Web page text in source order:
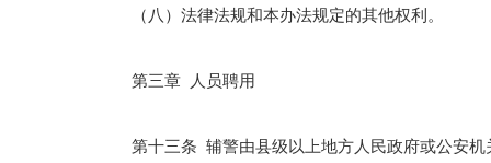
（八）法律法规和本办法规定的其他权利。
第三章 人员聘用
第十三条 辅警由县级以上地方人民政府或公安机